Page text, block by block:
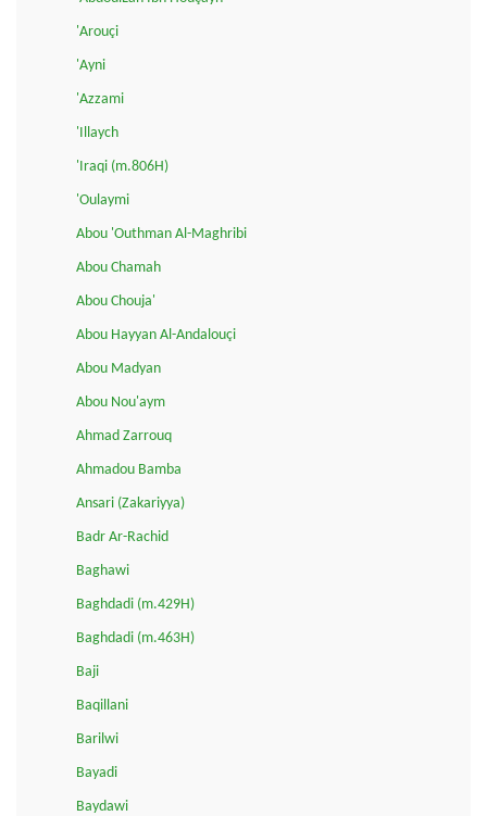
'Arouçi
'Ayni
'Azzami
'Illaych
'Iraqi (m.806H)
'Oulaymi
Abou 'Outhman Al-Maghribi
Abou Chamah
Abou Chouja'
Abou Hayyan Al-Andalouçi
Abou Madyan
Abou Nou'aym
Ahmad Zarrouq
Ahmadou Bamba
Ansari (Zakariyya)
Badr Ar-Rachid
Baghawi
Baghdadi (m.429H)
Baghdadi (m.463H)
Baji
Baqillani
Barilwi
Bayadi
Baydawi